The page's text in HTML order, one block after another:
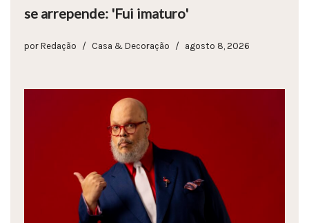
se arrepende: 'Fui imaturo'
por Redação Casa & Decoração agosto 8, 2026